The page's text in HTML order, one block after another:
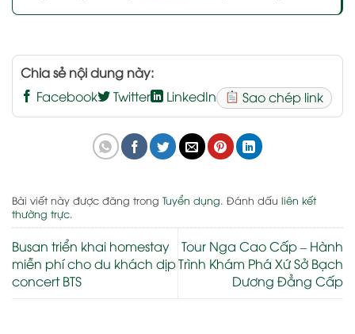
Chia sẻ nội dung này:
Facebook
Twitter LinkedIn Sao chép link
Bài viết này được đăng trong Tuyển dụng. Đánh dấu liên kết
thường trực.
Busan triển khai homestay
miễn phí cho du khách dịp
concert BTS
Tour Nga Cao Cấp – Hành
Trình Khám Phá Xứ Sở Bạch
Dương Đẳng Cấp